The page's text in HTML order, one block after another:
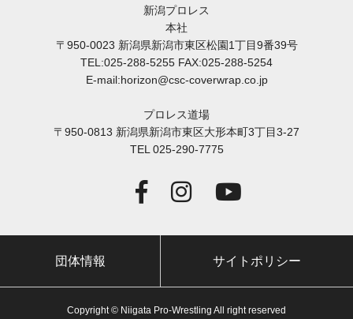
新潟プロレス
本社
〒950-0023 新潟県新潟市東区松園1丁目9番39号
TEL:025-288-5255 FAX:025-288-5254
E-mail:horizon@csc-coverwrap.co.jp
プロレス道場
〒950-0813 新潟県新潟市東区大形本町3丁目3-27
TEL 025-290-7775
団体情報 サイトポリシー
Copyright © Niigata Pro-Wrestling All right reserved